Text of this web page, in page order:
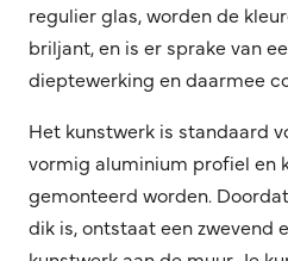
regulier glas, worden de
briljant, en is er sprake van
dieptewerking en daarmee
Het kunstwerk is standaard
vormig aluminium profiel en
gemonteerd worden.
dik is, ontstaat een zwevend